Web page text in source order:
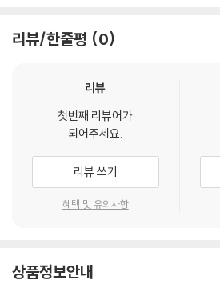
experiencing discomfort, leaning in,
ating space to take thoughtful action
ultivate such resilience:
- Pillar 1- Ditch the Facade, Embrace
- Pillar 3- Respond, Instead of React
- Pillar 4- Transcend Discomfort
Smart and wise all at once, Magness
hilosophy, he provides a roadmap for
es and achieving high performance
리뷰/한줄평 0
리뷰
첫번째 리뷰어가
되어주세요.
리뷰 쓰기
혜택 및 유의사항
상품정보안내